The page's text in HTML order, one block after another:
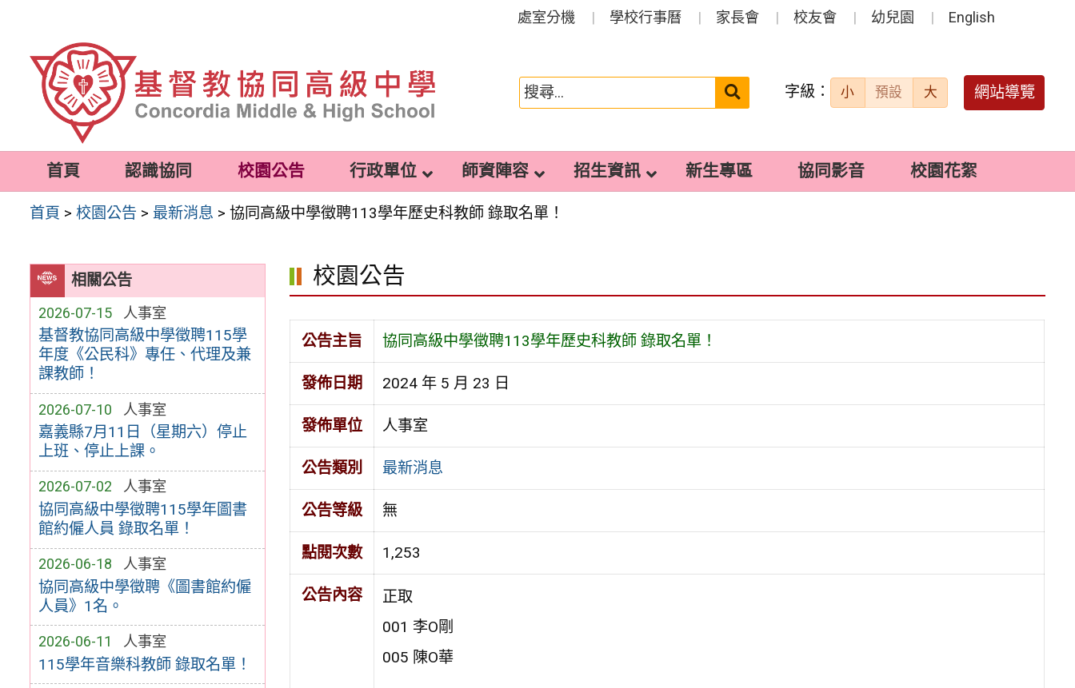
容
處室分機 學校行事曆 家長會 校友會 幼兒園 English
搜
送出 字級： 小 預設 大 網站導覽
首頁 認識協同 校園公告 行政單位 師資陣容 招生資訊 新生專區 協同影音 校園花絮
首頁 >校園公告 > 最新消息 >協同高級中學徵聘113學年歷史科教師 錄取名單！
相關公告
2026-07-15 人事室
基督教協同高級中學徵聘115學
年度《公民科》專任、代理及兼
課教師！
2026-07-10 人事室
嘉義縣7月11日（星期六）停止
上班、停止上課。
2026-07-02 人事室
協同高級中學徵聘115學年圖書
館約僱人員 錄取名單！
2026-06-18 人事室
協同高級中學徵聘《圖書館約僱
人員》1名。
2026-06-11 人事室
115學年音樂科教師 錄取名單！
校園公告
公告主旨 協同高級中學徵聘113學年歷史科教師 錄取名單！
發佈日期 2024 年 5 月 23 日
發佈單位 人事室
公告類別 最新消息
公告等級 無
點閱次數 1,253
公告內容
正取
001 李Ο剛
005 陳Ο華